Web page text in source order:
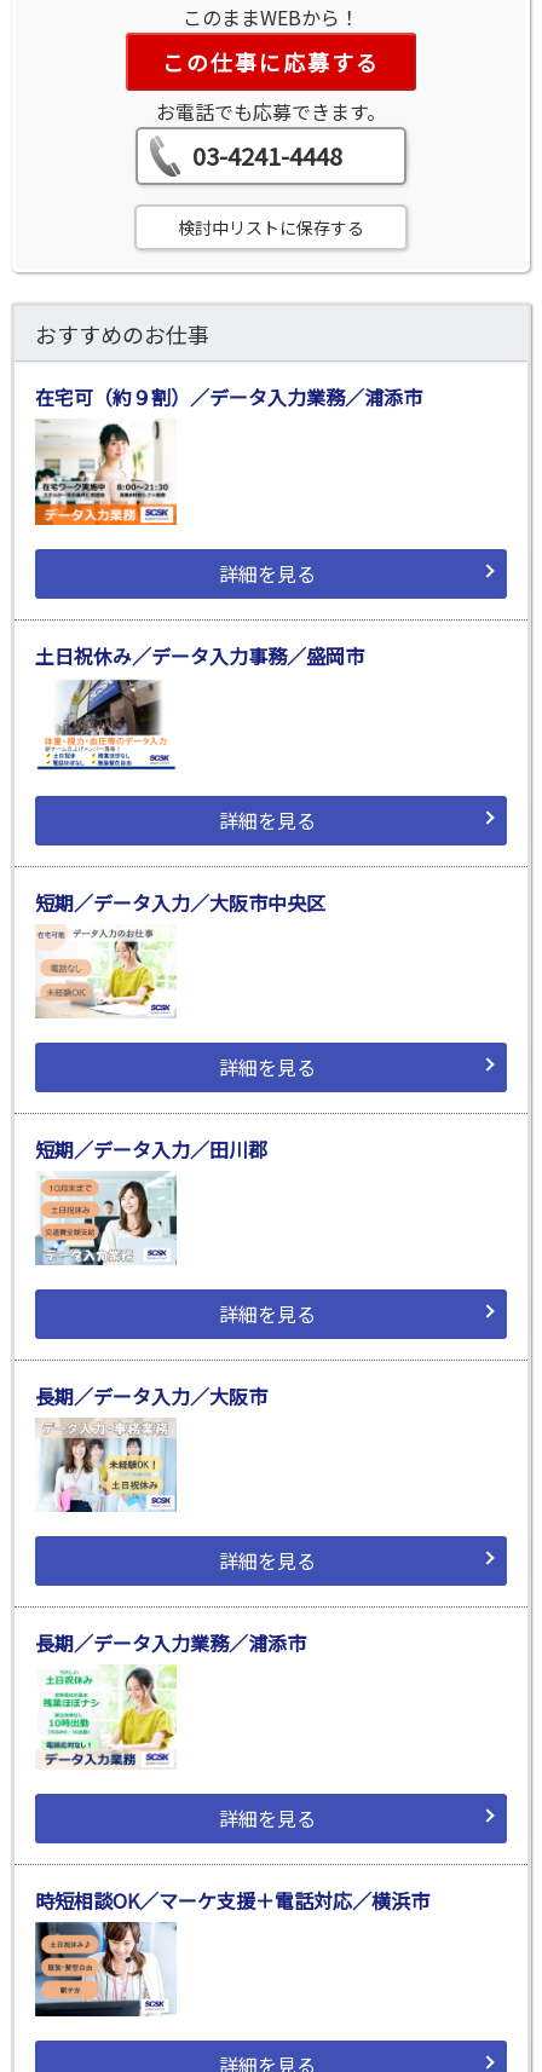
このままWEBから！
この仕事に応募する
お電話でも応募できます。
03-4241-4448
検討中リストに保存する
おすすめのお仕事
在宅可（約９割）／データ入力業務／浦添市
詳細を見る
土日祝休み／データ入力事務／盛岡市
詳細を見る
短期／データ入力／大阪市中央区
詳細を見る
短期／データ入力／田川郡
詳細を見る
長期／データ入力／大阪市
詳細を見る
長期／データ入力業務／浦添市
詳細を見る
時短相談OK／マーケ支援＋電話対応／横浜市
詳細を見る